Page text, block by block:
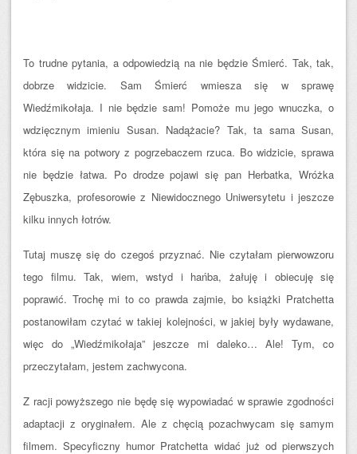
To trudne pytania, a odpowiedzią na nie będzie Śmierć. Tak, tak,
dobrze widzicie. Sam Śmierć wmiesza się w sprawę
Wiedźmikołaja. I nie będzie sam! Pomoże mu jego wnuczka, o
wdzięcznym imieniu Susan. Nadążacie? Tak, ta sama Susan,
która się na potwory z pogrzebaczem rzuca. Bo widzicie, sprawa
nie będzie łatwa. Po drodze pojawi się pan Herbatka, Wróżka
Zębuszka, profesorowie z Niewidocznego Uniwersytetu i jeszcze
kilku innych łotrów.
Tutaj muszę się do czegoś przyznać. Nie czytałam pierwowzoru
tego filmu. Tak, wiem, wstyd i hańba, żałuję i obiecuję się
poprawić. Trochę mi to co prawda zajmie, bo książki Pratchetta
postanowiłam czytać w takiej kolejności, w jakiej były wydawane,
więc do „Wiedźmikołaja” jeszcze mi daleko… Ale! Tym, co
przeczytałam, jestem zachwycona.
Z racji powyższego nie będę się wypowiadać w sprawie zgodności
adaptacji z oryginałem. Ale z chęcią pozachwycam się samym
filmem. Specyficzny humor Pratchetta widać już od pierwszych